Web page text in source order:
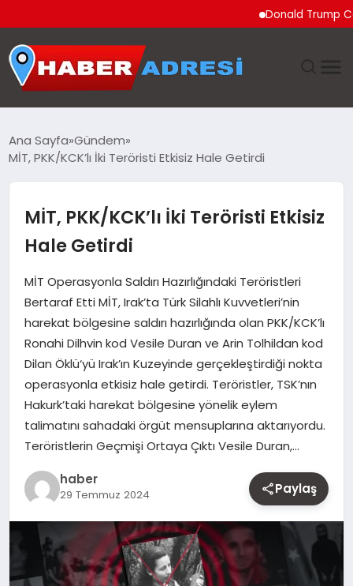
Donald Trump
GÜNDEM
SPOR
EKONOMI
TEKNOLOJI
EĞITIM
MAGAZIN
YAŞAM
OTOMOBIL
Ana Sayfa Gündem
MİT, PKK/KCK’lı İki Teröristi Etkisiz Hale Getirdi
MİT, PKK/KCK’lı İki Teröristi Etkisiz
Hale Getirdi
MİT Operasyonla Saldırı Hazırlığındaki Teröristleri
Bertaraf Etti MİT, Irak’ta Türk Silahlı Kuvvetleri’nin
harekat bölgesine saldırı hazırlığında olan PKK/KCK’lı
Ronahi Dilhvin kod Vesile Duran ve Arin Tolhildan kod
Dilan Öklü‘yü Irak’ın Kuzeyinde gerçekleştirdiği nokta
operasyonla etkisiz hale getirdi. Teröristler, TSK’nın
Hakurk’taki harekat bölgesine yönelik eylem
talimatını sahadaki örgüt mensuplarına aktarıyordu.
Teröristlerin Geçmişi Ortaya Çıktı Vesile Duran,…
haber
29 Temmuz 2024 Paylaş